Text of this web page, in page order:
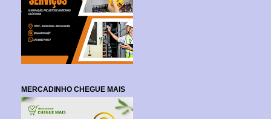
MERCADINHO CHEGUE MAIS